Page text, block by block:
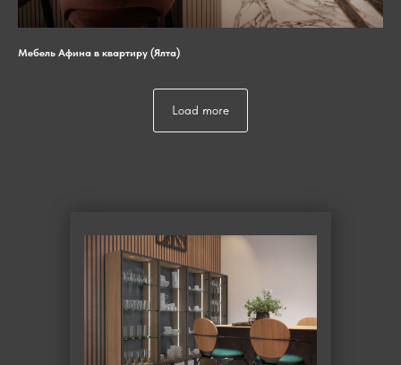
Мебель Афина в квартиру (Ялта)
Load more